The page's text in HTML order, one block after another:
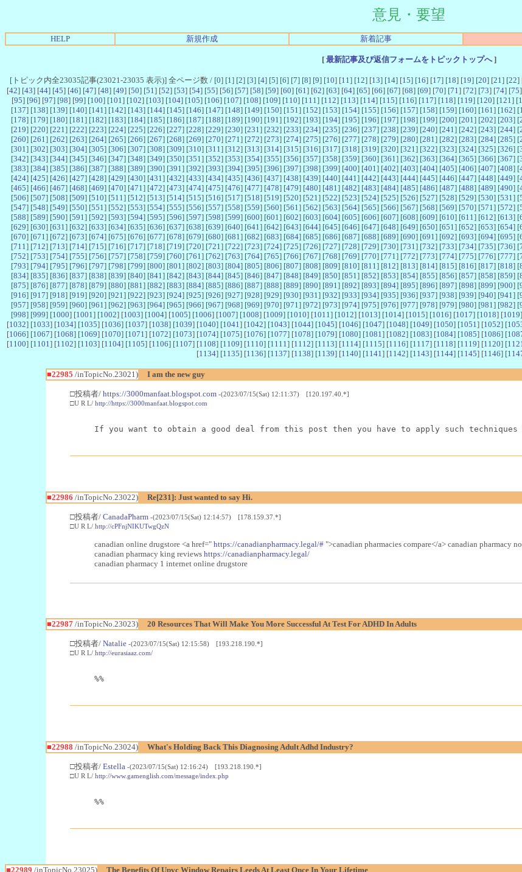
意見・要望
HELP 新規作成 新着記事
[最新記事及び返信フォームをトピックトップへ]
[トピック内全23035記事(23021-23035 表示)] 全ページ数 / [0] [1 ] [2] [3] [4] [5] [6] [7] [8] [9] [10] [11 ] [12] [13] [14] [15] [16] [17] [18] [19] [20] [21 ] [22]
[42] [43] [44] [45] [46] [47] [48] [49] [50] [51 ] [52] [53] [54] [55] [56] [57] [58] [59] [60] [61 ] [62] [63] [64] [65] [66] [67] [68] [69] [70] [71 ] [72] [73] [74] [75
[95] [96] [97] [98] [99] [100] [101 ] [102] [103] [104] [105] [106] [107] [108] [109] [110] [111 ] [112] [113] [114] [115] [116] [117] [118] [119] [120] [121 ] [
[137] [138] [139] [140] [141 ] [142] [143] [144] [145] [146] [147] [148] [149] [150] [151 ] [152] [153] [154] [155] [156] [157] [158] [159] [160] [161 ] [162] [
[178] [179] [180] [181 ] [182] [183] [184] [185] [186] [187] [188] [189] [190] [191 ] [192] [193] [194] [195] [196] [197] [198] [199] [200] [201 ] [202] [203] [
[219] [220] [221 ] [222] [223] [224] [225] [226] [227] [228] [229] [230] [231 ] [232] [233] [234] [235] [236] [237] [238] [239] [240] [241 ] [242] [243] [244] [
[260] [261 ] [262] [263] [264] [265] [266] [267] [268] [269] [270] [271 ] [272] [273] [274] [275] [276] [277] [278] [279] [280] [281 ] [282] [283] [284] [285] [
[301 ] [302] [303] [304] [305] [306] [307] [308] [309] [310] [311 ] [312] [313] [314] [315] [316] [317] [318] [319] [320] [321 ] [322] [323] [324] [325] [326] [
[342] [343] [344] [345] [346] [347] [348] [349] [350] [351 ] [352] [353] [354] [355] [356] [357] [358] [359] [360] [361 ] [362] [363] [364] [365] [366] [367] [
[383] [384] [385] [386] [387] [388] [389] [390] [391 ] [392] [393] [394] [395] [396] [397] [398] [399] [400] [401 ] [402] [403] [404] [405] [406] [407] [408] [
[424] [425] [426] [427] [428] [429] [430] [431 ] [432] [433] [434] [435] [436] [437] [438] [439] [440] [441 ] [442] [443] [444] [445] [446] [447] [448] [449] [
[465] [466] [467] [468] [469] [470] [471 ] [472] [473] [474] [475] [476] [477] [478] [479] [480] [481 ] [482] [483] [484] [485] [486] [487] [488] [489] [490] [
[506] [507] [508] [509] [510] [511 ] [512] [513] [514] [515] [516] [517] [518] [519] [520] [521 ] [522] [523] [524] [525] [526] [527] [528] [529] [530] [531 ] [
[547] [548] [549] [550] [551 ] [552] [553] [554] [555] [556] [557] [558] [559] [560] [561 ] [562] [563] [564] [565] [566] [567] [568] [569] [570] [571 ] [572] [
[588] [589] [590] [591 ] [592] [593] [594] [595] [596] [597] [598] [599] [600] [601 ] [602] [603] [604] [605] [606] [607] [608] [609] [610] [611 ] [612] [613] [
[629] [630] [631 ] [632] [633] [634] [635] [636] [637] [638] [639] [640] [641 ] [642] [643] [644] [645] [646] [647] [648] [649] [650] [651 ] [652] [653] [654] [
[670] [671 ] [672] [673] [674] [675] [676] [677] [678] [679] [680] [681 ] [682] [683] [684] [685] [686] [687] [688] [689] [690] [691 ] [692] [693] [694] [695] [
[711 ] [712] [713] [714] [715] [716] [717] [718] [719] [720] [721 ] [722] [723] [724] [725] [726] [727] [728] [729] [730] [731 ] [732] [733] [734] [735] [736] [
[752] [753] [754] [755] [756] [757] [758] [759] [760] [761 ] [762] [763] [764] [765] [766] [767] [768] [769] [770] [771 ] [772] [773] [774] [775] [776] [777] [
[793] [794] [795] [796] [797] [798] [799] [800] [801 ] [802] [803] [804] [805] [806] [807] [808] [809] [810] [811 ] [812] [813] [814] [815] [816] [817] [818] [
[834] [835] [836] [837] [838] [839] [840] [841 ] [842] [843] [844] [845] [846] [847] [848] [849] [850] [851 ] [852] [853] [854] [855] [856] [857] [858] [859] [
[875] [876] [877] [878] [879] [880] [881 ] [882] [883] [884] [885] [886] [887] [888] [889] [890] [891 ] [892] [893] [894] [895] [896] [897] [898] [899] [900] [
[916] [917] [918] [919] [920] [921 ] [922] [923] [924] [925] [926] [927] [928] [929] [930] [931 ] [932] [933] [934] [935] [936] [937] [938] [939] [940] [941 ] [
[957] [958] [959] [960] [961 ] [962] [963] [964] [965] [966] [967] [968] [969] [970] [971 ] [972] [973] [974] [975] [976] [977] [978] [979] [980] [981 ] [982] [
[998] [999] [1000] [1001 ] [1002] [1003] [1004] [1005] [1006] [1007] [1008] [1009] [1010] [1011 ] [1012] [1013] [1014] [1015] [1016] [1017] [1018] [1019
[1032] [1033] [1034] [1035] [1036] [1037] [1038] [1039] [1040] [1041 ] [1042] [1043] [1044] [1045] [1046] [1047] [1048] [1049] [1050] [1051 ] [1052] [
[1066] [1067] [1068] [1069] [1070] [1071 ] [1072] [1073] [1074] [1075] [1076] [1077] [1078] [1079] [1080] [1081 ] [1082] [1083] [1084] [1085] [1086] [
[1100] [1101 ] [1102] [1103] [1104] [1105] [1106] [1107] [1108] [1109] [1110] [1111 ] [1112] [1113] [1114] [1115] [1116] [1117] [1118] [1119] [1120] [1121
[1134] [1135] [1136] [1137] [1138] [1139] [1140] [1141 ] [1142] [1143] [1144] [1145] [1146] [
■22985 /inTopicNo.23021) I am the new guy
□投稿者/ https://3000manfaat.blogspot.com -(2023/07/15(Sat) 12:11:37) [120.197.40.*]
□U R L/ http://https://3000manfaat.blogspot.com
If you want to obtain a good deal from this post then you have to apply such techniques
■22986 /inTopicNo.23022) Re[231]: Just wanted to say Hi.
□投稿者/ CanadaPharm -(2023/07/15(Sat) 12:14:57) [178.159.37.*]
□U R L/ http://cPFnjNIKUTwgQzN
canadian online drugstore <a href=" https://canadianpharmacy.legal/#">canadian pharmacies compare</a> canadian pharmacy
canadian pharmacy king reviews https://canadianpharmacy.legal/
canadian pharmacy 1 internet online drugstore
■22987/inTopicNo.23023) 20 Resources That Will Make You More Successful At Test For ADHD In Adults
□投稿者/ Natalie -(2023/07/15(Sat) 12:15:58) [193.218.190.*]
□U R L/ http://eurasiaaz.com/
%%
■22988 /inTopicNo.23024) What's Holding Back This Diagnosing Adult Adhd Industry?
□投稿者/ Estella -(2023/07/15(Sat) 12:16:24) [193.218.190.*]
□U R L/ http://www.gamenglish.com/message/index.php
%%
■22989 /inTopicNo.23025) The Benefits Of Upvc Window Repairs Leeds At Least Once In Your Lifetime